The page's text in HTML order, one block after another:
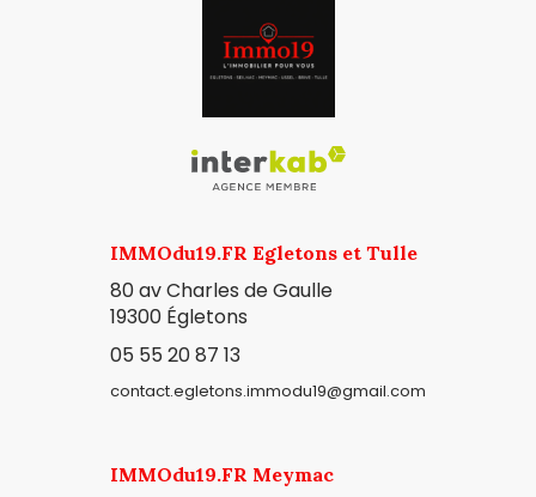
IMMOdu19.FR Egletons et Tulle
80 av Charles de Gaulle
19300 Égletons
05 55 20 87 13
contact.egletons.immodu19@gmail.com
IMMOdu19.FR Meymac